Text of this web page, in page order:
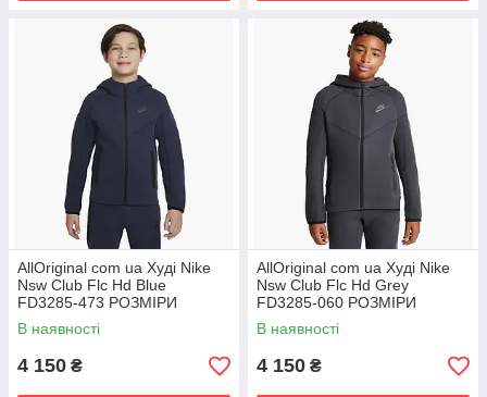
AllOriginal com ua Худі Nike
Nsw Club Flc Hd Blue
FD3285-473 РОЗМІРИ
ЗАПИТУЙТЕ
В наявності
4 150 ₴
AllOriginal com ua Худі Nike
Nsw Club Flc Hd Grey
FD3285-060 РОЗМІРИ
ЗАПИТУЙТЕ
В наявності
4 150 ₴